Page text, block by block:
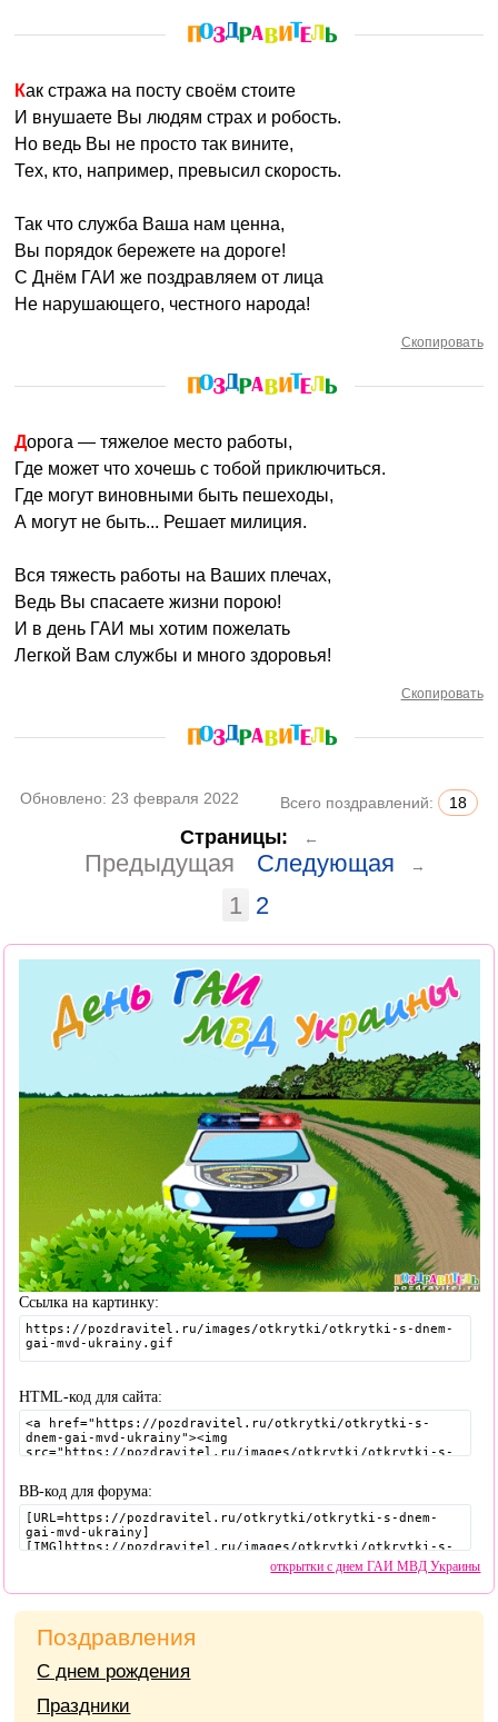
Как стража на посту своём стоите
И внушаете Вы людям страх и робость.
Но ведь Вы не просто так вините,
Тех, кто, например, превысил скорость.
Так что служба Ваша нам ценна,
Вы порядок бережете на дороге!
С Днём ГАИ же поздравляем от лица
Не нарушающего, честного народа!
Скопировать
Дорога — тяжелое место работы,
Где может что хочешь с тобой приключиться.
Где могут виновными быть пешеходы,
А могут не быть... Решает милиция.
Вся тяжесть работы на Ваших плечах,
Ведь Вы спасаете жизни порою!
И в день ГАИ мы хотим пожелать
Легкой Вам службы и много здоровья!
Скопировать
Обновлено: 23 февраля 2022 Всего поздравлений: 18
Страницы: ←
Предыдущая Следующая →
1 2
Ссылка на картинку:
HTML-код для сайта:
BB-код для форума:
открытки с днем ГАИ МВД Украины
Поздравления
С днем рождения
Праздники